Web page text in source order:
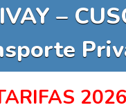
–
2026